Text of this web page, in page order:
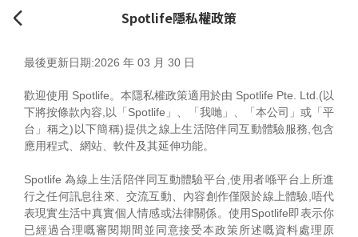
Spotlife隱私權政策
最後更新日期:2026 年 03 月 30 日
歡迎使用 Spotlife。本隱私權政策適用於由 Spotlife Pte. Ltd.(以
下將按條款內容,以「Spotlife」、「我哋」、「本公司」或「平
台」稱之)以下簡稱)提供之線上生活陪伴同互動體驗服務,包含
應用程式、網站、軟件及其延伸功能。
Spotlife 為線上生活陪伴同互動體驗平台,使用者喺平台上所進
行之任何訊息往來、交流互動、內容創作僅限於線上體驗,唔代
表現實生活中真實個人情感或法律關係。使用Spotlife即表示你
已經過合理嘅審閱期間並同意接受本政策所述嘅資料處理原